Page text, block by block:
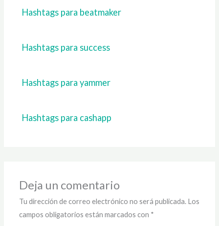
Hashtags para beatmaker
Hashtags para success
Hashtags para yammer
Hashtags para cashapp
Deja un comentario
Tu dirección de correo electrónico no será publicada. Los
campos obligatorios están marcados con *